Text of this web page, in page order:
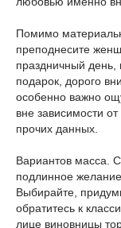
Помимо
преподнесите
праздничный день,
подарок, дорого
особенно важно
вне зависимости
прочих данных.
Вариантов масса.
подлинное
Выбирайте,
обратитесь к
лице виновницы